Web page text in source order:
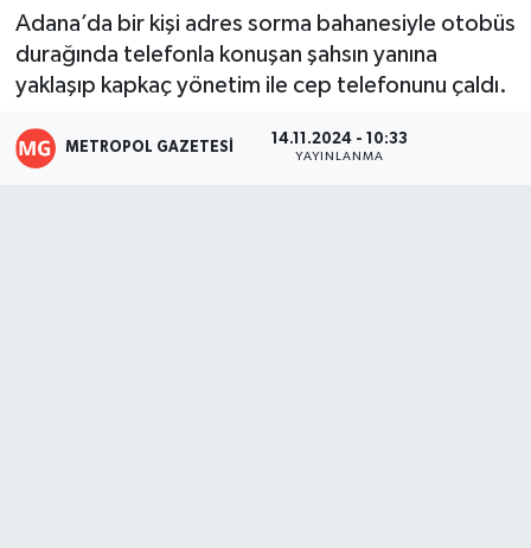
Adana’da bir kişi adres sorma bahanesiyle otobüs
durağında telefonla konuşan şahsın yanına
yaklaşıp kapkaç yönetim ile cep telefonunu çaldı.
METROPOL GAZETESI 14.11.2024 - 10:33
YAYINLANMA